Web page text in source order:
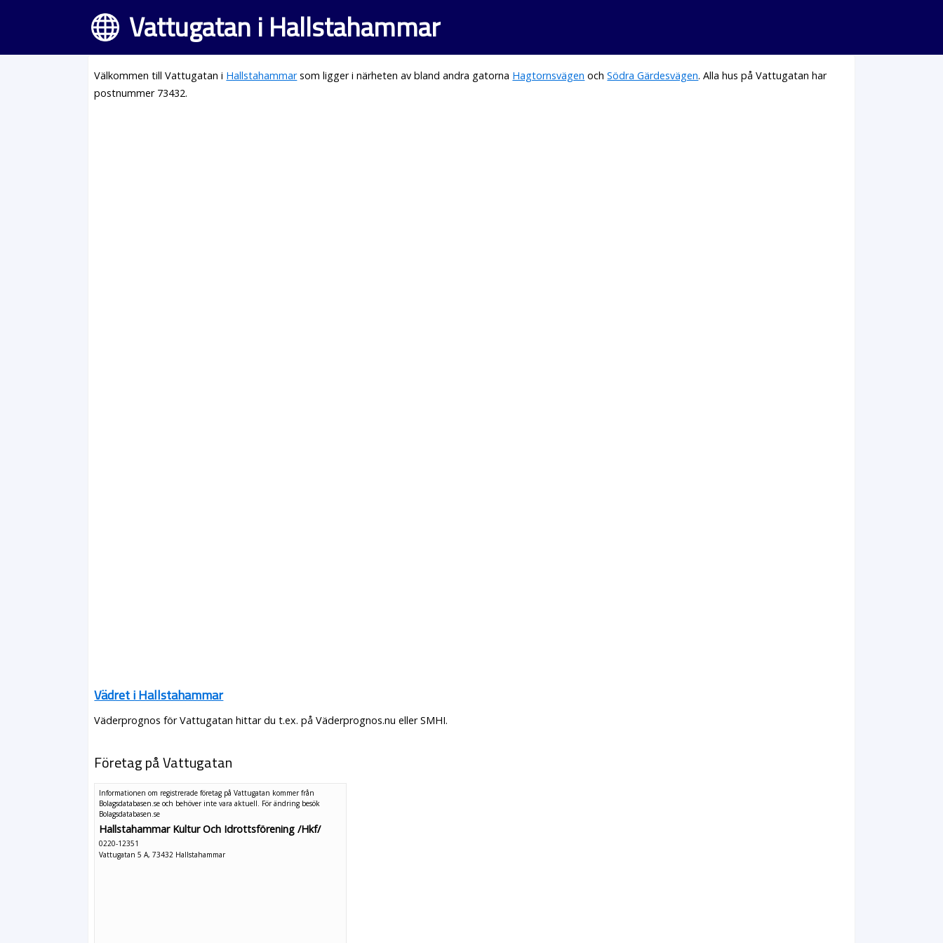
Vattugatan i Hallstahammar
Välkommen till Vattugatan i Hallstahammarsom ligger i närheten av bland andra gatorna Hagtornsvägen ochSödra Gärdesvägen. Alla hus på Vattugatan har
postnummer 73432.
Vädret i Hallstahammar
Väderprognos för Vattugatan hittar du t.ex. på Väderprognos.nu eller SMHI.
Företag på Vattugatan
Informationen om registrerade företag på Vattugatan kommer från
Bolagsdatabasen.se och behöver inte vara aktuell. För ändring besök
Bolagsdatabasen.se
Hallstahammar Kultur Och Idrottsförening /Hkf/
0220-12351
Vattugatan 5 A, 73432 Hallstahammar